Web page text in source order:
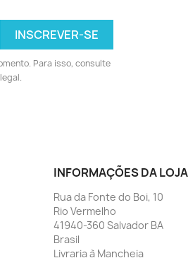
Para isso, consulte
INFORMAÇÕES DA LOJA
Rua da Fonte do Boi, 10
Rio Vermelho
41940-360 Salvador BA
Brasil
Livraria à Mancheia